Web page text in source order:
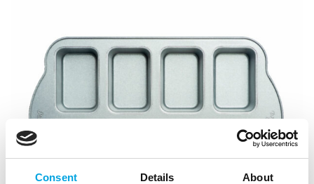
Consent Details About